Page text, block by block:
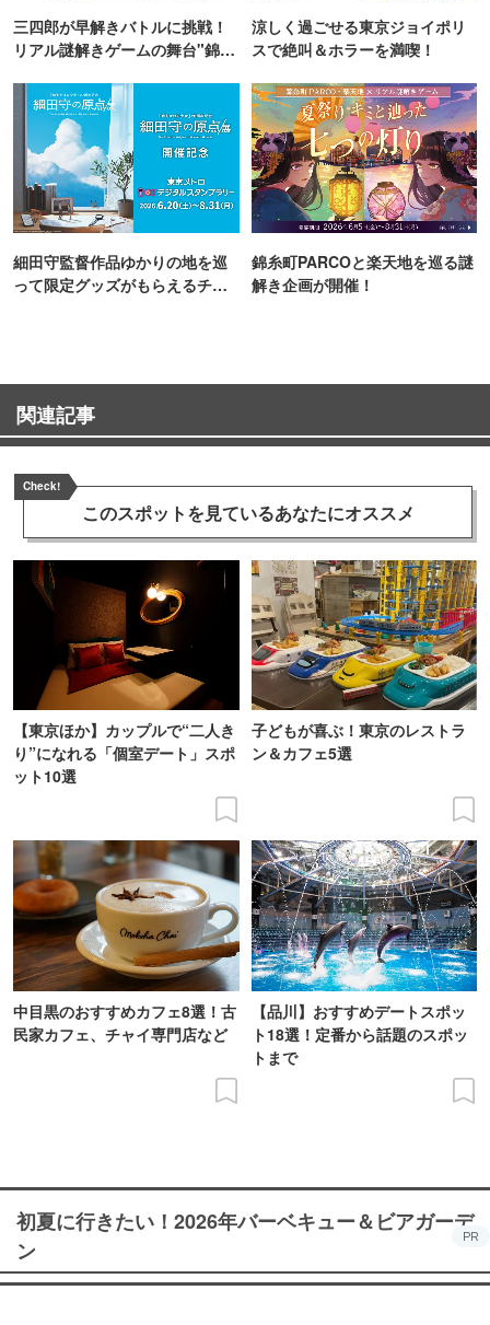
三四郎が早解きバトルに挑戦！
リアル謎解きゲームの舞台"錦糸
涼しく過ごせる東京ジョイポリ
スで絶叫＆ホラーを満喫！
細田守監督作品ゆかりの地を巡
って限定グッズがもらえるチャ
錦糸町PARCOと楽天地を巡る謎
解き企画が開催！
関連記事
Check!
このスポットを見ているあなたにオススメ
【東京ほか】カップルで“二人き
り”になれる「個室デート」スポ
ット10選
子どもが喜ぶ！東京のレストラ
ン＆カフェ5選
中目黒のおすすめカフェ8選！古
民家カフェ、チャイ専門店など
【品川】おすすめデートスポッ
ト18選！定番から話題のスポッ
トまで
初夏に行きたい！2026年バーベキュー＆ビアガーデ
ン
PR